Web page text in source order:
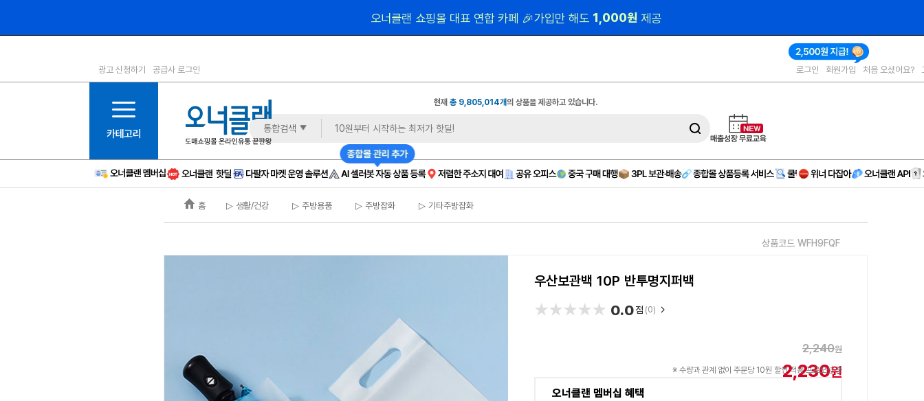
1등급
6등급
11등급
12등급
15등급
16등급
오너클랜 쇼핑몰 대표 연합 카페 🎉가입만 해도 1,000원 제공
광고 신청하기 공급사 로그인 로그인 회원가입 처음 오셨어요?
현재총 9,805,014개의 상품을 제공하고 있습니다.
통합검색
홈 ▷ 생활/건강 ▷ 주방용품 ▷ 주방잡화 ▷ 기타주방잡화
상품코드 WFH9FQF
우산보관백 10P 반투명지퍼백
★★★★★
★★★★★ 0.0점 (0)
2,240원
2,230원
※ 수량과 관계 없이 주문당 10원 할인 적용 프로모션 중
오너클랜 멤버십 혜택